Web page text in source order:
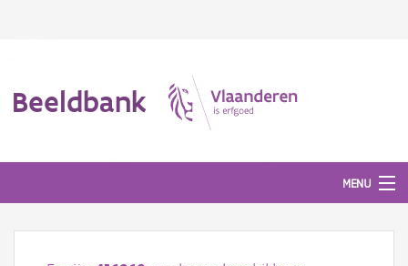
Beeldbank
MENU
Afbeeldingen